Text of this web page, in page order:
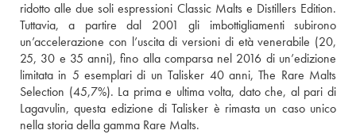
ridotto alle due soli espressioni Classic Malts e Distillers Edition.
Tuttavia, a partire dal 2001 gli imbottigliamenti subirono
un’accelerazione con l’uscita di versioni di età venerabile (20,
25, 30 e 35 anni), fino alla comparsa nel 2016 di un’edizione
limitata in 5 esemplari di un Talisker 40 anni, The Rare Malts
Selection (45,7%). La prima e ultima volta, dato che, al pari di
Lagavulin, questa edizione di Talisker è rimasta un caso unico
nella storia della gamma Rare Malts.